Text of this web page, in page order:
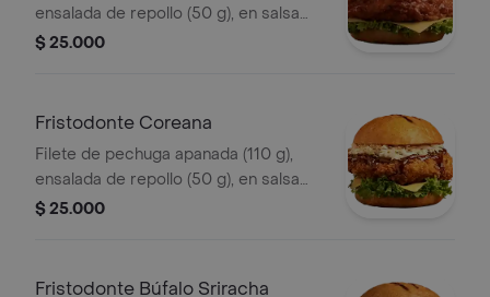
ensalada de repollo (50 g), en salsa
BBQ.
$ 25.000
Fristodonte Coreana
Filete de pechuga apanada (110 g),
ensalada de repollo (50 g), en salsa
coreana.
$ 25.000
Fristodonte Búfalo Sriracha